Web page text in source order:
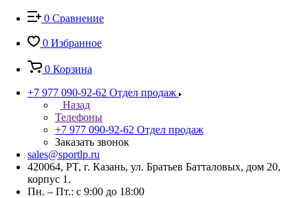
0 Сравнение
0 Избранное
0 Корзина
+7 977 090-92-62 Отдел продаж
Назад
Телефоны
+7 977 090-92-62 Отдел продаж
Заказать звонок
sales@sportlp.ru
420064, PT, г. Казань, ул. Братьев Батталовых, дом 20,
корпус 1.
Пн. – Пт.: с 9:00 до 18:00